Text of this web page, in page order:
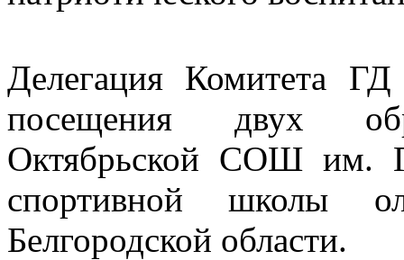
Делегация Комитета
посещения двух
Октябрьской СОШ им.
спортивной школы
Белгородской области.